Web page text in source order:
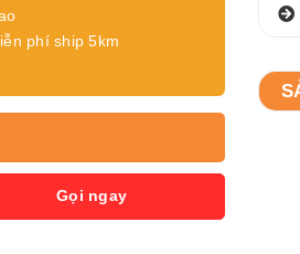
phí ship 5km
Gọi ngay